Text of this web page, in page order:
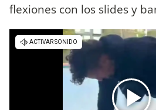
flexiones con los slides y